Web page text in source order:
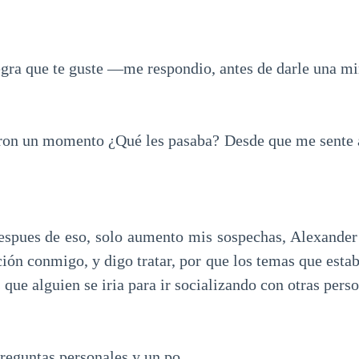
que te guste ―me respondio, antes de darle una
un momento ¿Qué les pasaba? Desde que me
de eso, solo aumento mis sospechas,
conmigo, y digo tratar, por que los temas que
alguien se iria para ir socializando con otras